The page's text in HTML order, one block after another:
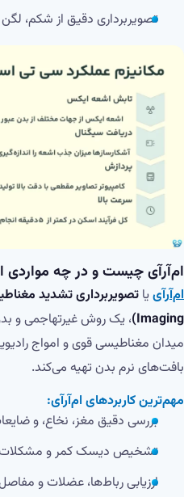
تصویر‌برداری دقیق از شکم،
ام‌آر‌آی چیست و در چه مواردی
ام‌آر‌آییا
Imaging) ، یک روش غیرتهاجمی و
میدان مغناطیسی قوی و امواج
بافت‌های نرم بدن تهیه می‌کند.
مهم‌ترین کاربردهای ام‌آر‌آی:
بررسی دقیق مغز، نخاع، و
تشخیص دیسک کمر و
ارزیابی رباط‌ها، عضلات و